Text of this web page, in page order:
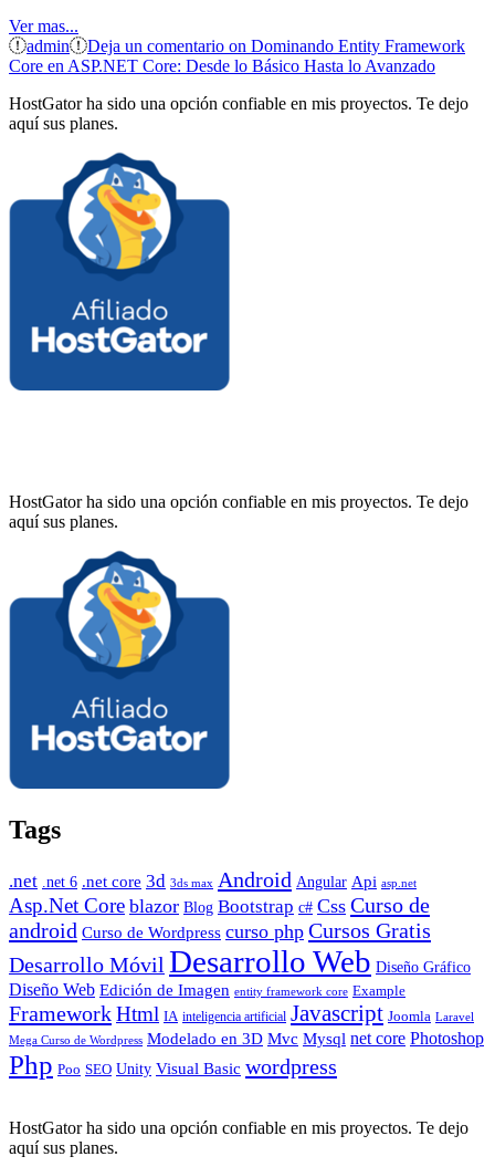
Ver mas...
admin
Deja un comentario on Dominando Entity Framework
Core en ASP.NET Core: Desde lo Básico Hasta lo Avanzado
HostGator ha sido una opción confiable en mis proyectos. Te dejo
aquí sus planes.
HostGator ha sido una opción confiable en mis proyectos. Te dejo
aquí sus planes.
Tags
.net .net 6 .net core 3d 3ds max Android Angular Api asp.net
Asp.Net Core blazor Blog Bootstrap c# Css Curso de
android Curso de Wordpress curso php Cursos Gratis
Desarrollo Móvil Desarrollo Web Diseño Gráfico
Diseño Web Edición de Imagen entity framework core Example
FrameworkHtml IA inteligencia artificial Javascript Joomla Laravel
Mega Curso de Wordpress Modelado en 3D Mvc Mysql net core Photoshop
Php Poo SEO Unity Visual Basic wordpress
HostGator ha sido una opción confiable en mis proyectos. Te dejo
aquí sus planes.